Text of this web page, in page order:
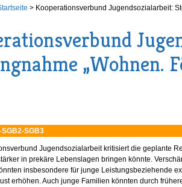
> Kooperationsverbund Jugendsozialarbeit:
„Woh­nen.
SGB3
Jugendsozialarbeit kritisiert die geplante
in prekäre Lebenslagen bringen könnte.
insbesondere für junge Leistungsbeziehende
erhöhen. Auch junge Familien könnten durch